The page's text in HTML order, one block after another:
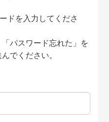
ドを入力してくださ
パスワード忘れた」を
でください。